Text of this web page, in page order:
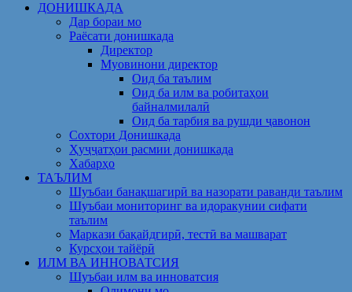
ДОНИШКАДА
Дар бораи мо
Раёсати донишкада
Директор
Муовинони директор
Оид ба таълим
Оид ба илм ва робитаҳои
байналмилалӣ
Оид ба тарбия ва рушди ҷавонон
Сохтори Донишкада
Ҳуҷҷатҳои расмии донишкада
Хабарҳо
ТАЪЛИМ
Шуъбаи банақшагирӣ ва назорати раванди таълим
Шуъбаи мониторинг ва идоракунии сифати
таълим
Маркази бақайдгирӣ, тестӣ ва машварат
Курсҳои тайёрӣ
ИЛМ ВА ИННОВАТСИЯ
Шуъбаи илм ва инноватсия